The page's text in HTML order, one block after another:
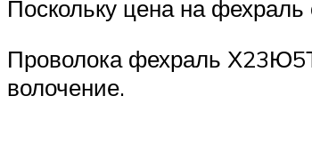
Поскольку цена на фехраль
Проволока фехраль
волочение.